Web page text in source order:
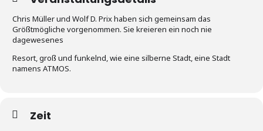
Chris Müller und Wolf D. Prix haben sich gemeinsam das
Größtmögliche vorgenommen. Sie kreieren ein noch nie
dagewesenes
Resort, groß und funkelnd, wie eine silberne Stadt, eine Stadt
namens ATMOS.
Zeit